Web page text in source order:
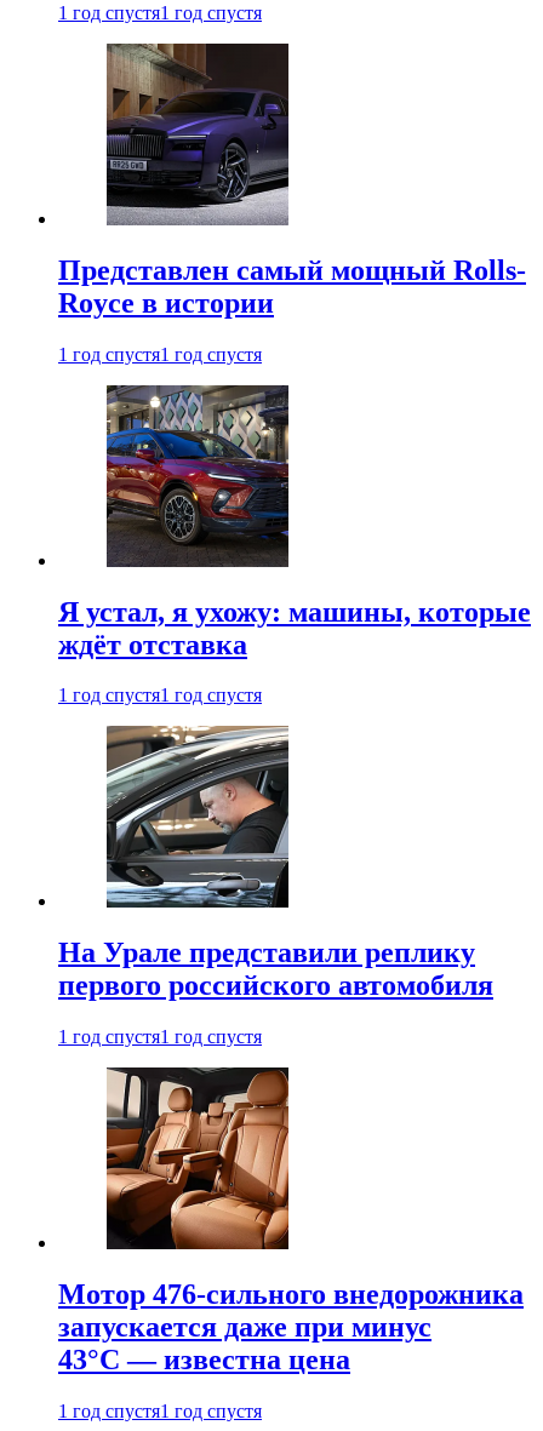
1 год спустя1 год спустя
Представлен самый мощный Rolls-
Royce в истории
1 год спустя1 год спустя
Я устал, я ухожу: машины, которые
ждёт отставка
1 год спустя1 год спустя
На Урале представили реплику
первого российского автомобиля
1 год спустя1 год спустя
Мотор 476-сильного внедорожника
запускается даже при минус
43°С — известна цена
1 год спустя1 год спустя